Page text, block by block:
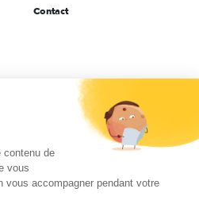
Contact
contenu de
vous
vous accompagner pendant votre